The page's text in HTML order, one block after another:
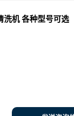
洗机 各种型号可选